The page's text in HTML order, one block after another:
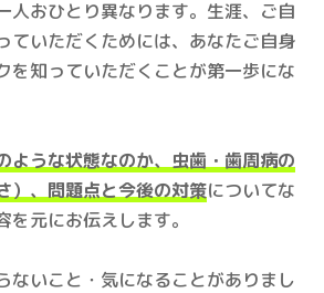
人おひとり異なります。生涯、ご自
ていただくためには、あなたご自身
を知っていただくことが第一歩にな
ような状態なのか、虫歯・歯周病の
）、問題点と今後の対策についてな
を元にお伝えします。
ないこと・気になることがありまし